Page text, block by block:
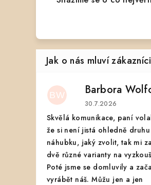
BW Barbora
Hodnocení
30.7.2026
Skvělá komunikace, paní
že si není jistá ohledně druhu
náhubku, jaký zvolit, tak mi
dvě různé varianty na
Poté jsme se domluvily a
vyrábět náš. Můžu jen a jen